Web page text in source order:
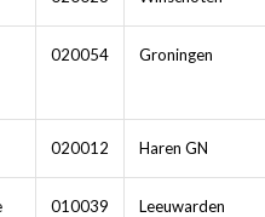
020054 Groningen
020012 Haren GN
010039 Leeuwarden